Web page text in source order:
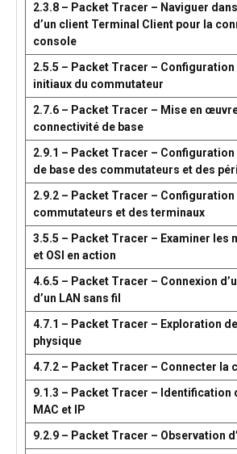
2.3.8 – Packet Tracer – Naviguer dans
d’un client Terminal Client pour la
console
2.5.5 – Packet Tracer –
initiaux du commutateur
2.7.6 – Packet Tracer – Mise en
connectivité de base
2.9.1 – Packet Tracer –
de base des commutateurs et des
2.9.2 – Packet Tracer – Configuration
commutateurs et des terminaux
3.5.5 – Packet Tracer – Examiner les
et OSI en action
4.6.5 – Packet Tracer – Connexion
d’un LAN sans fil
4.7.1 – Packet Tracer – Exploration
physique
4.7.2 – Packet Tracer – Connecter la
9.1.3 – Packet Tracer – Identification
MAC et IP
9.2.9 – Packet Tracer – Observation